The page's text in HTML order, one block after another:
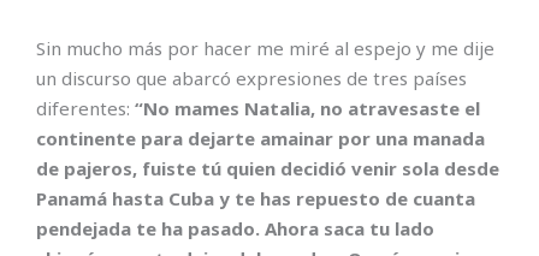
Sin mucho más por hacer me miré al espejo y me dije
un discurso que abarcó expresiones de tres países
diferentes: “No mames Natalia, no atravesaste el
continente para dejarte amainar por una manada
de pajeros, fuiste tú quien decidió venir sola desde
Panamá hasta Cuba y te has repuesto de cuanta
pendejada te ha pasado. Ahora saca tu lado